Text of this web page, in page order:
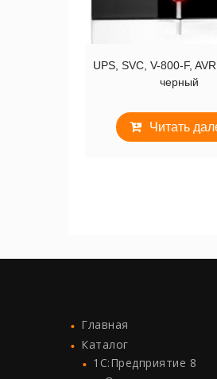
UPS, SVC, V-800-F,
черный
Читать
Главная
Каталог
1C:Предприятие 8